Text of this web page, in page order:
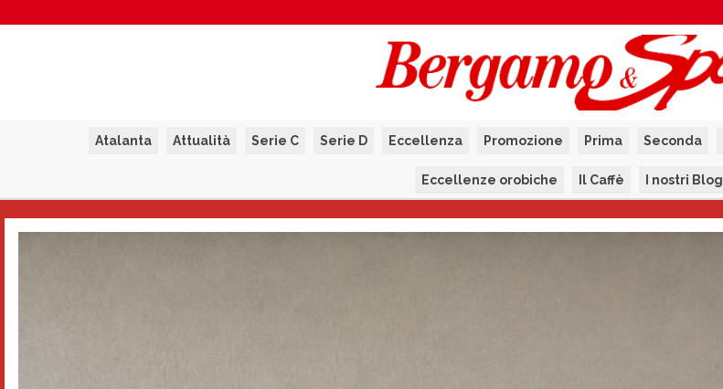
Atalanta Attualità Serie C Serie D Eccellenza Promozione Prima Seconda
Eccellenze orobiche Il Caffè I nostri Blog